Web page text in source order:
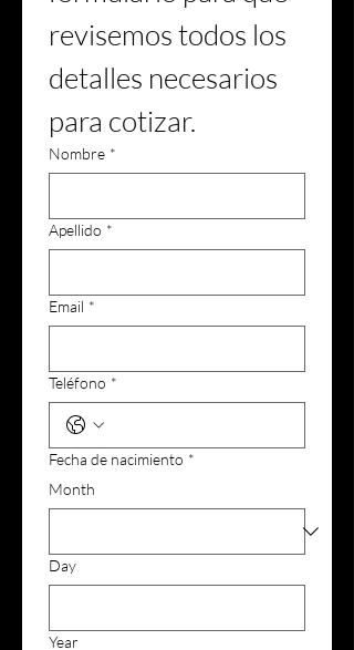
revisemos todos los
detalles necesarios
para cotizar.
Nombre *
Apellido *
Email *
Teléfono *
Fecha de nacimiento *
Month
Day
Year